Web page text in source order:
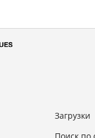
Загрузки